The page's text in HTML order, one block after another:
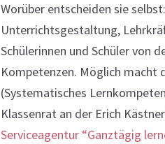
Worüber entscheiden sie
Unterrichtsgestaltung,
Schülerinnen und Schüler von
Kompetenzen. Möglich macht
(Systematisches
Klassenrat an der Erich
Serviceagentur “Ganztägig